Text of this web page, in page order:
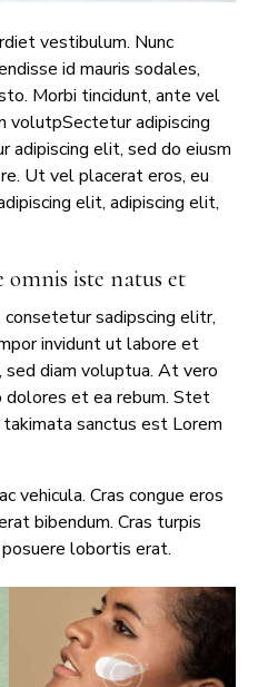
vestibulum. Nunc
id mauris sodales,
Morbi tincidunt, ante vel
volutpSectetur adipiscing
adipiscing elit, sed do eiusm
Ut vel placerat eros, eu
elit, adipiscing elit,
omnis iste natus et
sadipscing elitr,
invidunt ut labore et
sed diam voluptua. At vero
dolores et ea rebum. Stet
sanctus est Lorem
vehicula. Cras congue eros
bibendum. Cras turpis
lobortis erat.